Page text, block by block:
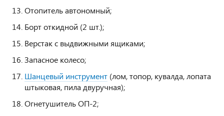
Отопитель автономный;
Борт откидной (2 шт.);
Верстак с выдвижными ящиками;
Запасное колесо;
Шанцевый инструмент (лом, топор, кувалда, лопата
штыковая, пила двуручная);
Огнетушитель ОП-2;